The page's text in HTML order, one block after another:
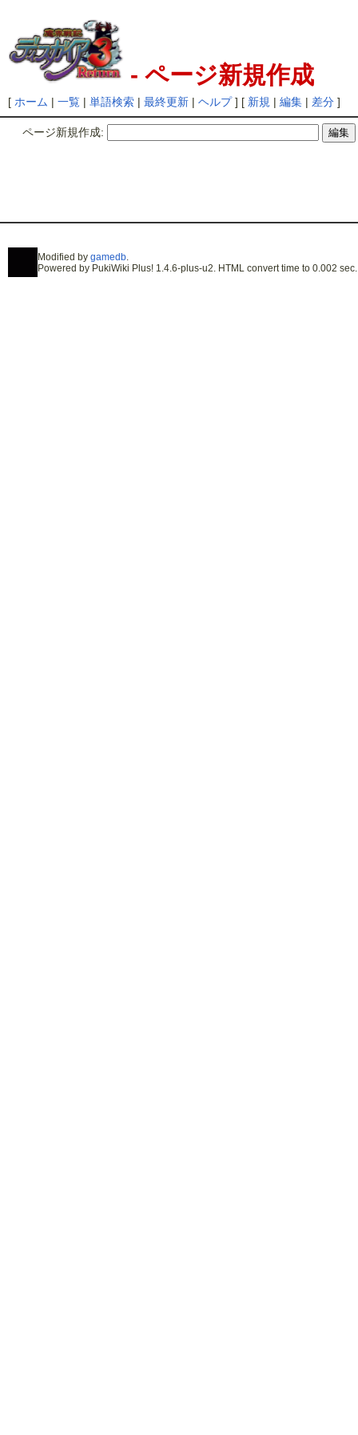
- ページ新規作成
[ ホーム | 一覧| 単語検索| 最終更新| ヘルプ] [ 新規 | 編集| 差分]
ページ新規作成:
Modified by gamedb.
Powered by PukiWiki Plus! 1.4.6-plus-u2. HTML convert time to 0.002 sec.